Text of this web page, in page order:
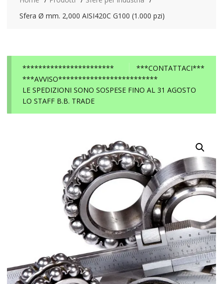
Sfera Ø mm. 2,000 AISI420C G100 (1.000 pzi)
***CONTATTACI***
***********************
***AVVISO*************************
LE SPEDIZIONI SONO SOSPESE FINO AL 31 AGOSTO
LO STAFF B.B. TRADE